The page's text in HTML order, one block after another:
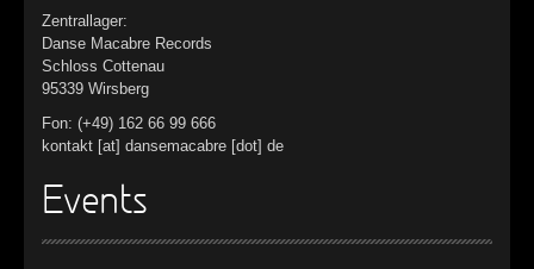
Zentrallager:
Danse Macabre Records
Schloss Cottenau
95339 Wirsberg
Fon: (+49) 162 66 99 666
kontakt [at] dansemacabre [dot] de
Events